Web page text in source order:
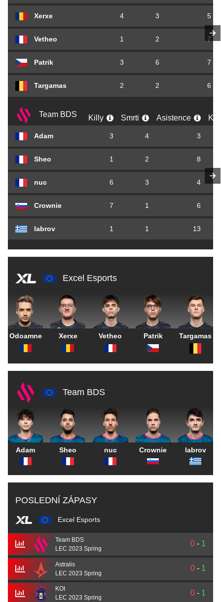
Xerxe 4 3 5
Vetheo 1 2 7
Patrik 3 6 7
Targamas 2 2 6
Team BDS Killy Smrti Asistence
Adam 3 4 3
Sheo 1 2 8
nuc 6 3 4
Crownie 7 1 6
labrov 1 1 13
Excel Esports
Odoamne Xerxe Vetheo Patrik Targamas
Team BDS
Adam Sheo nuc Crownie labrov
POSLEDNÍ ZÁPASY
Excel Esports
Team BDS
LEC 2023 Spring
0 - 1
Astralis
LEC 2023 Spring
0 - 1
KOI
LEC 2023 Spring
0 - 1